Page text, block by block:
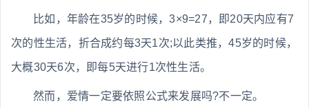
比如，年龄在35岁的时候，3×9=27，即20天内应有7
次的性生活，折合成约每3天1次;以此类推，45岁的时候，
大概30天6次，即每5天进行1次性生活。
然而，爱情一定要依照公式来发展吗?不一定。